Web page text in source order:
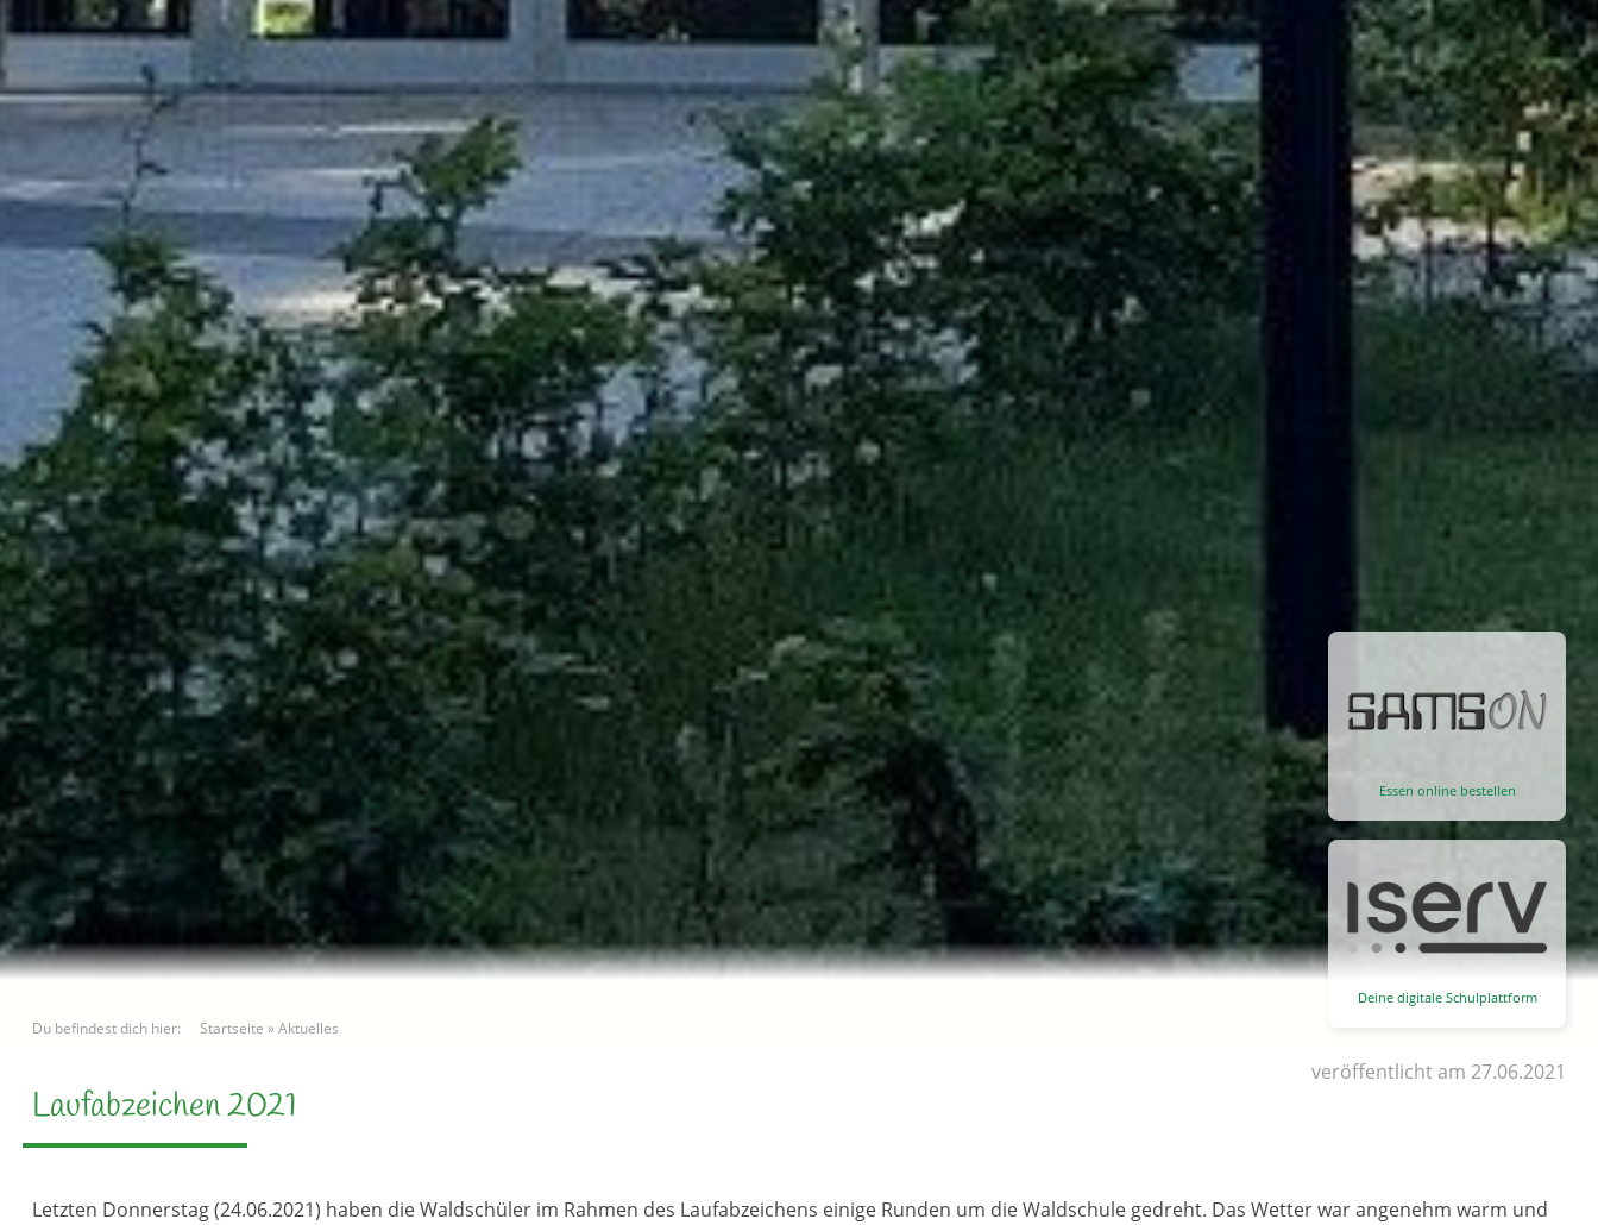
Essen online bestellen
Deine digitale Schulplattform
Du befindest dich hier: Startseite »Aktuelles
veröffentlicht am 27.06.2021
Laufabzeichen 2021
Letzten Donnerstag (24.06.2021) haben die Waldschüler im Rahmen des Laufabzeichens einige Runden um die Waldschule gedreht. Das Wetter war angenehm warm und